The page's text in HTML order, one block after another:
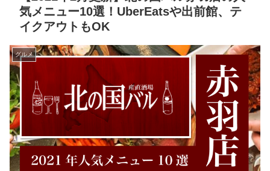
気メニュー10選！UberEatsや出前館、テ
イクアウトもOK
グルメ